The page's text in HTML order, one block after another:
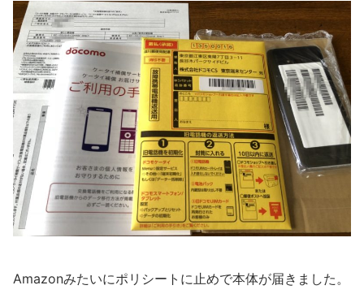
Amazonみたいにポリシートに止めで本体が届きました。